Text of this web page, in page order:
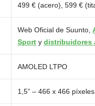
499 € (acero), 599 €
Web Oficial de Suunto,
Sport y distribuidores
AMOLED LTPO
1,5” – 466 x 466